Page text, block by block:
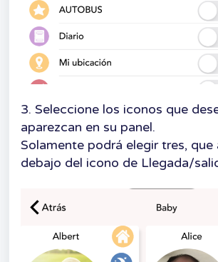
3. Seleccione los iconos que
aparezcan en su panel.
Solamente podrá elegir tres, que
debajo del icono de Llegada/